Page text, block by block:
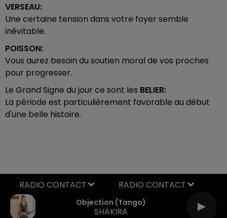
VERSEAU:
Une certaine tension dans votre foyer semble
inévitable.
POISSON:
Vous aurez besoin du soutien moral de vos proches
pour progresser.
Le Grand Signe du jour ce sont les BELIER:
La période est particulièrement favorable au début
d'une belle histoire.
Objection (tango)
SHAKIRA
RADIO CONTACT